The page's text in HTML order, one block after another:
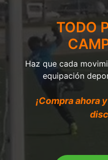
TODO
Haz que cada
equipación
¡Compra ahora